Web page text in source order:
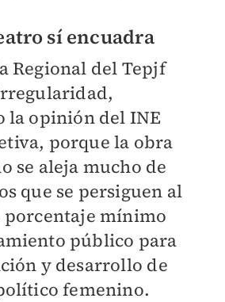
sí encuadra
Regional del Tepjf
la opinión del INE
porque la obra
se aleja mucho de
que se persiguen al
porcentaje mínimo
público para
y desarrollo de
femenino.